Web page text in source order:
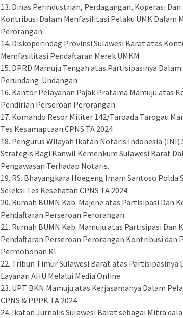
‎13. Dinas Perindustrian, Perdagangan, Koperasi
Kontribusi Dalam Menfasilitasi Pelaku UMK Dalam
Perorangan
‎14. Diskoperindag Provinsi Sulawesi Barat atas
Memfasilitasi Pendaftaran Merek UMKM
‎15. DPRD Mamuju Tengah atas Partisipasinya
Perundang-Undangan
‎16. Kantor Pelayanan Pajak Pratama Mamuju atas
Pendirian Perseroan Perorangan
‎17. Komando Resor Militer 142/Taroada Tarogau
Tes Kesamaptaan CPNS TA 2024
‎18. Pengurus Wilayah Ikatan Notaris Indonesia
Strategis Bagi Kanwil Kemenkum Sulawesi Barat
Pengawasan Terhadap Notaris.
‎19. RS. Bhayangkara Hoegeng Imam Santoso Polda
Seleksi Tes Kesehatan CPNS TA 2024
‎20. Rumah BUMN Kab. Majene atas Partisipasi Dan
Pendaftaran Perseroan Perorangan
‎21. Rumah BUMN Kab. Mamuju atas Partisipasi
Pendaftaran Perseroan Perorangan Kontribusi dan
Permohonan KI
‎22. Tribun Timur Sulawesi Barat atas Partisipasinya
Layanan AHU Melalui Media Online
‎23. UPT BKN Mamuju atas Kerjasamanya Dalam
CPNS & PPPK TA 2024
‎24. Ikatan Jurnalis Sulawesi Barat sebagai Mitra